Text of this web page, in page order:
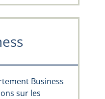
Business
sur les